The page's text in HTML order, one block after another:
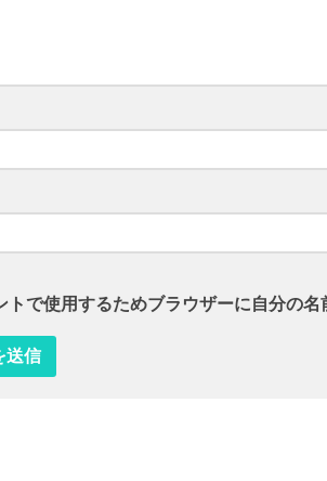
トで使用するためブラウザーに自分の名